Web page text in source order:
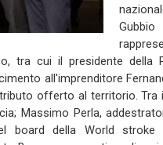
tra cui il presidente della
all'imprenditore
offerto al territorio. Tra
Massimo Perla,
board della World stroke